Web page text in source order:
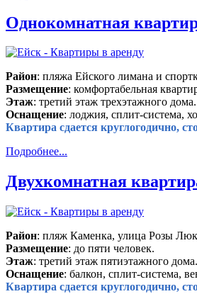
Однокомнатная
Район: пляжа Ейского лимана и
Размещение: комфортабельная
Этаж: третий этаж трехэтажного дома.
Оснащение: лоджия, сплит-система,
Квартира сдается круглогодично,
Подробнее...
Двухкомнатная
Район: пляж Каменка, улица Розы
Размещение: до пяти человек.
Этаж: третий этаж пятиэтажного дома.
Оснащение: балкон, сплит-система,
Квартира сдается круглогодично,